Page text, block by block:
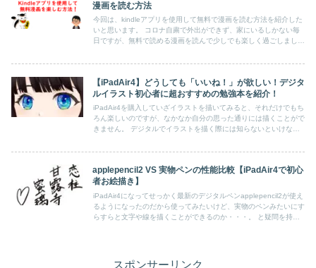
漫画を読む方法
今回は、kindleアプリを使用して無料で漫画を読む方法を紹介した
いと思います。 コロナ自粛で外出ができず、家にいるしかない毎
日ですが、無料で読める漫画を読んで少しでも楽しく過ごしましょ
【iPadAir4】どうしても「いいね！」が欲しい！デジタ
ルイラスト初心者に超おすすめの勉強本を紹介！
iPadAir4を購入していざイラストを描いてみると、それだけでもち
ろん楽しいのですが、なかなか自分の思った通りには描くことがで
きません。 デジタルでイラストを描く際には知らないといけない
applepencil2 VS 実物ペンの性能比較【iPadAir4で初心
者お絵描き】
iPadAir4になってせっかく最新のデジタルペンapplepencil2が使え
るようになったのだから使ってみたいけど、実物のペンみたいにす
らすらと文字や線を描くことができるのか・・・。 と疑問を持っ
スポンサーリンク